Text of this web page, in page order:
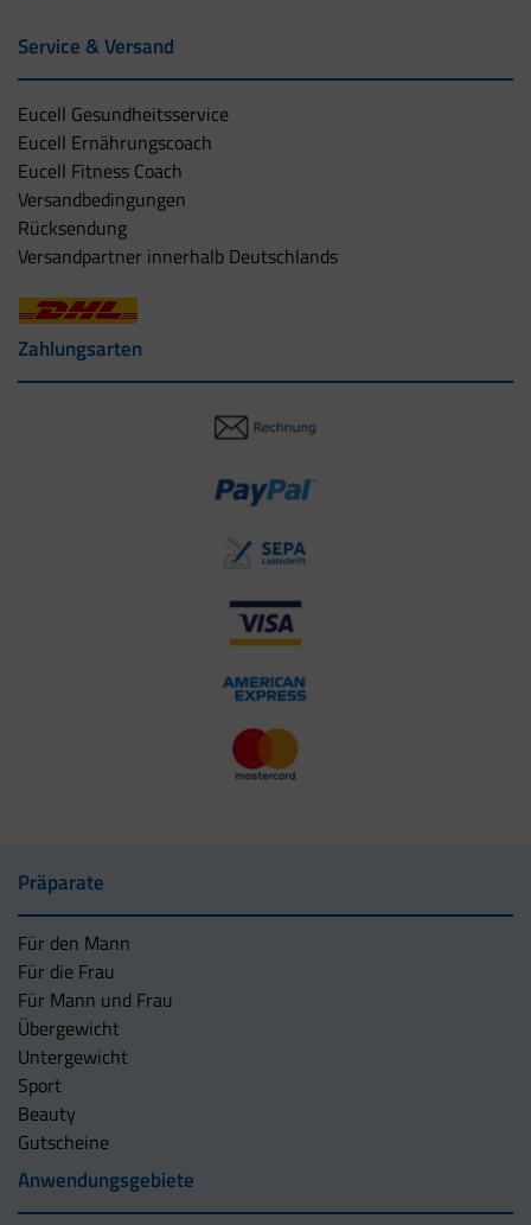
Service & Versand
Eucell Gesundheitsservice
Eucell Ernährungscoach
Eucell Fitness Coach
Versandbedingungen
Rücksendung
Versandpartner innerhalb Deutschlands
Zahlungsarten
Präparate
Für den Mann
Für die Frau
Für Mann und Frau
Übergewicht
Untergewicht
Sport
Beauty
Gutscheine
Anwendungsgebiete